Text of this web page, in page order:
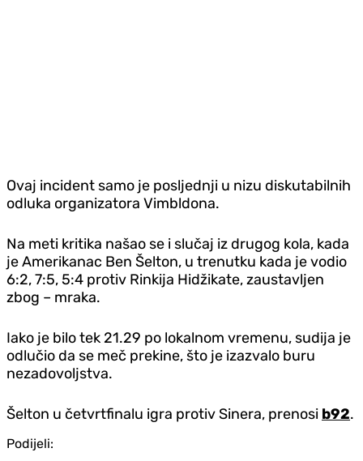
Ovaj incident samo je posljednji u nizu diskutabilnih
odluka organizatora Vimbldona.
Na meti kritika našao se i slučaj iz drugog kola, kada
je Amerikanac Ben Šelton, u trenutku kada je vodio
6:2, 7:5, 5:4 protiv Rinkija Hidžikate, zaustavljen
zbog – mraka.
Iako je bilo tek 21.29 po lokalnom vremenu, sudija je
odlučio da se meč prekine, što je izazvalo buru
nezadovoljstva.
Šelton u četvrtfinalu igra protiv Sinera, prenosi b92.
Podijeli: